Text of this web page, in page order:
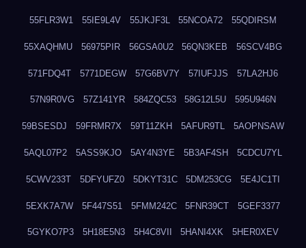
55FLR3W1 55IE9L4V 55JKJF3L 55NCOA72 55QDIRSM
55XAQHMU 56975PIR 56GSA0U2 56QN3KEB 56SCV4BG
571FDQ4T 5771DEGW 57G6BV7Y 57IUFJJS 57LA2HJ6
57N9R0VG 57Z141YR 584ZQC53 58G12L5U 595U946N
59BSESDJ 59FRMR7X 59T11ZKH 5AFUR9TL 5AOPNSAW
5AQL07P2 5ASS9KJO 5AY4N3YE 5B3AF4SH 5CDCU7YL
5CWV233T 5DFYUFZ0 5DKYT31C 5DM253CG 5E4JC1TI
5EXK7A7W 5F447S51 5FMM242C 5FNR39CT 5GEF3377
5GYKO7P3 5H18E5N3 5H4C8VII 5HANI4XK 5HER0XEV